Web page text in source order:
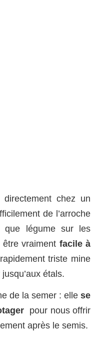
chez un
de l’arroche
que légume sur les
vraiment facile à
triste mine
étals.
de la semer : elle se
pour nous offrir
après le semis.